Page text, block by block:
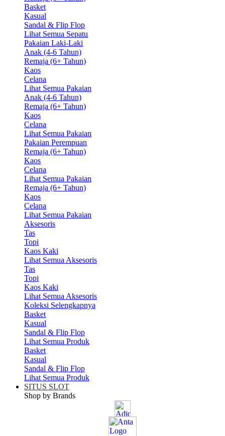
Basket
Kasual
Sandal & Flip Flop
Lihat Semua Sepatu
Pakaian Laki-Laki
Anak (4-6 Tahun)
Remaja (6+ Tahun)
Kaos
Celana
Lihat Semua Pakaian
Anak (4-6 Tahun)
Remaja (6+ Tahun)
Kaos
Celana
Lihat Semua Pakaian
Pakaian Perempuan
Remaja (6+ Tahun)
Kaos
Celana
Lihat Semua Pakaian
Remaja (6+ Tahun)
Kaos
Celana
Lihat Semua Pakaian
Aksesoris
Tas
Topi
Kaos Kaki
Lihat Semua Aksesoris
Tas
Topi
Kaos Kaki
Lihat Semua Aksesoris
Koleksi Selengkapnya
Basket
Kasual
Sandal & Flip Flop
Lihat Semua Produk
Basket
Kasual
Sandal & Flip Flop
Lihat Semua Produk
SITUS SLOT
Shop by Brands